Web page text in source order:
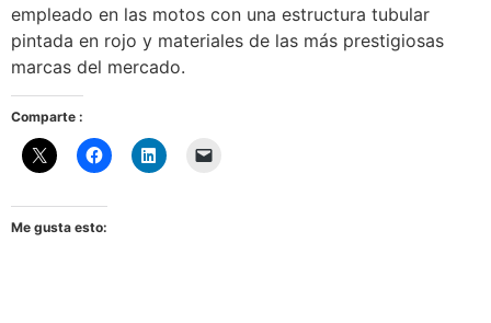
empleado en las motos con una estructura tubular
pintada en rojo y materiales de las más prestigiosas
marcas del mercado.
Comparte :
Me gusta esto: